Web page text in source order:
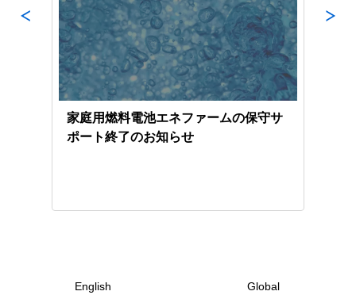
家庭用燃料電池エネファームの保守サ
ポート終了のお知らせ
English Global